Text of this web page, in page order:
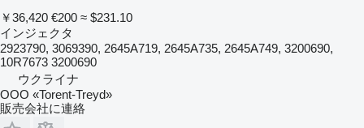
￥36,420 €200 ≈ $231.10
インジェクタ
2923790, 3069390, 2645A719, 2645A735, 2645A749, 3200690,
10R7673 3200690
ウクライナ
OOO «Torent-Treyd»
販売会社に連絡